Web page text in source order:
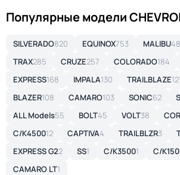
Популярные модели
SILVERADO820 EQUINOX753 MALIBU
TRAX285 CRUZE257 COLORADO184
EXPRESS168 IMPALA130 TRAILBLAZE
BLAZER108 CAMARO103 SONIC62
ALL Models55 BOLT45 VOLT38
C/K450012 CAPTIVA4 TRAILBLZR3
EXPRESS G22 SS1 C/K35001 C/
CAMARO LT1